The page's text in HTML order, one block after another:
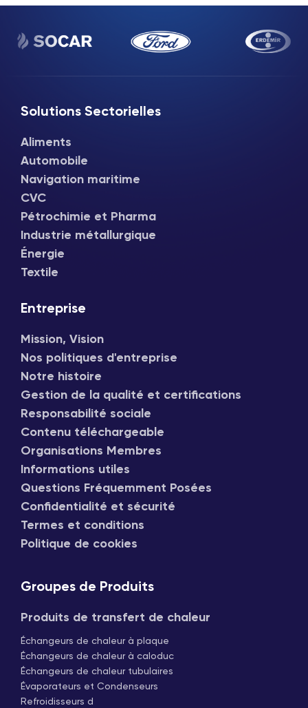
Solutions Sectorielles
Aliments
Automobile
Navigation maritime
CVC
Pétrochimie et Pharma
Industrie métallurgique
Énergie
Textile
Entreprise
Mission, Vision
Nos politiques d'entreprise
Notre histoire
Gestion de la qualité et certifications
Responsabilité sociale
Contenu téléchargeable
Organisations Membres
Informations utiles
Questions Fréquemment Posées
Confidentialité et sécurité
Termes et conditions
Politique de cookies
Groupes de Produits
Produits de transfert de chaleur
Échangeurs de chaleur à plaque
Échangeurs de chaleur à caloduc
Échangeurs de chaleur tubulaires
Évaporateurs et Condenseurs
Refroidisseurs d